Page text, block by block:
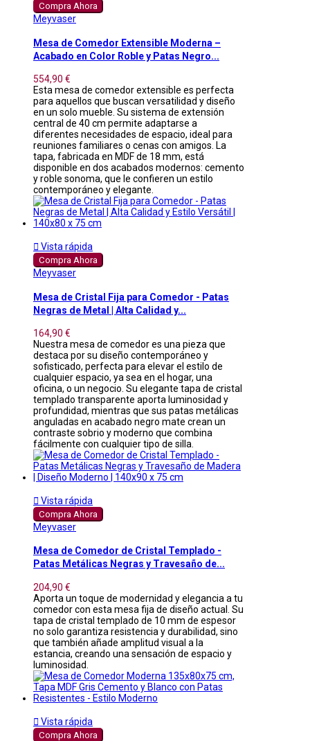
Compra Ahora
Meyvaser
Mesa de Comedor Extensible Moderna –
Acabado en Color Roble y Patas Negro...
554,90 €
Esta mesa de comedor extensible es perfecta
para aquellos que buscan versatilidad y diseño
en un solo mueble. Su sistema de extensión
central de 40 cm permite adaptarse a
diferentes necesidades de espacio, ideal para
reuniones familiares o cenas con amigos. La
tapa, fabricada en MDF de 18 mm, está
disponible en dos acabados modernos: cemento
y roble sonoma, que le confieren un estilo
contemporáneo y elegante.
 Vista rápida
Compra Ahora
Meyvaser
Mesa de Cristal Fija para Comedor - Patas
Negras de Metal | Alta Calidad y...
164,90 €
Nuestra mesa de comedor es una pieza que
destaca por su diseño contemporáneo y
sofisticado, perfecta para elevar el estilo de
cualquier espacio, ya sea en el hogar, una
oficina, o un negocio. Su elegante tapa de cristal
templado transparente aporta luminosidad y
profundidad, mientras que sus patas metálicas
anguladas en acabado negro mate crean un
contraste sobrio y moderno que combina
fácilmente con cualquier tipo de silla.
 Vista rápida
Compra Ahora
Meyvaser
Mesa de Comedor de Cristal Templado -
Patas Metálicas Negras y Travesaño de...
204,90 €
Aporta un toque de modernidad y elegancia a tu
comedor con esta mesa fija de diseño actual. Su
tapa de cristal templado de 10 mm de espesor
no solo garantiza resistencia y durabilidad, sino
que también añade amplitud visual a la
estancia, creando una sensación de espacio y
luminosidad.
 Vista rápida
Compra Ahora